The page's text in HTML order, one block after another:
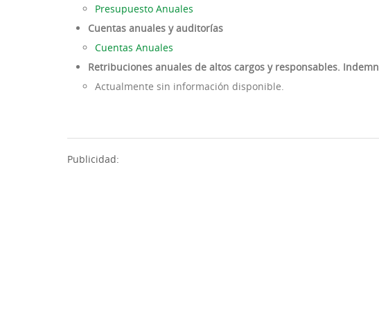
Presupuesto Anuales
Cuentas anuales y auditorías
Cuentas Anuales
Retribuciones anuales de altos cargos y responsables.
Actualmente sin información disponible.
Publicidad: